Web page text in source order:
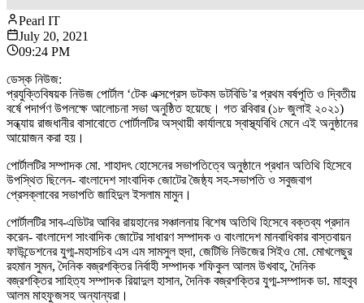
Pearl IT
July 20, 2021
09:24 PM
ডেস্ক নিউজ:
প্রযুক্তিবিষয়ক নিউজ পোর্টাল ‘টেক এক্সপ্রেস ডটকম ডটবিডি’র প্রথম বর্ষপূতি ও দ্বিতীয়
বর্ষে পদার্পণ উপলক্ষে আলোচনা সভা অনুষ্ঠিত হয়েছে। গত রবিবার (১৮ জুলাই ২০২১)
সন্ধ্যায় রাজধানীর বাসাবোতে পোর্টালটির অস্থায়ী কার্যালয়ে স্বাস্থ্যবিধি মেনে এই অনুষ্ঠানের
আয়োজন করা হয়।
পোর্টালটির সম্পাদক মো. শাহাদৎ হোসেনের সভাপতিত্বে অনুষ্ঠানে প্রধান অতিথি হিসেবে
উপস্থিত ছিলেন- বাংলাদেশ সাংবাদিক জোটের জৈষ্ঠ্য সহ-সভাপতি ও সবুজবাগ
প্রেসক্লাবের সভাপতি জাহিদুল ইসলাম মামুন।
পোর্টালটির সাব-এডিটর আবির রায়হানের সঞ্চালনায় বিশেষ অতিথি হিসেবে বক্তব্য প্রদান
করেন- বাংলাদেশ সাংবাদিক জোটের সাধারণ সম্পাদক ও বাংলাদেশ মানবাধিকার বাস্তবায়ন
ফাউন্ডেশনের যুগ্ম-মহাসচিব এস এম সামসুল হুদা, জেটিভি নিউজের সিইও মো. মোখলেছুর
রহমান সুমন, দৈনিক বজ্রশক্তির নির্বাহী সম্পাদক শফিকুল আলম উখবাহ, দৈনিক
বজ্রশক্তির সাহিত্য সম্পাদক রিয়াদুল হাসান, দৈনিক বজ্রশক্তির যুগ্ম-সম্পাদক ডা. মাহবুব
আলম মাহফুজসহ অন্যান্যরা।